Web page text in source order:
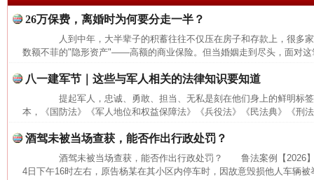
26万保费，离婚时为何要分走一半？
人到中年，大半辈子的积蓄往往不仅压在房子和存款上，很多
数额不菲的"隐形资产"——高额的商业保险。但当婚姻走到尽头，面对这
八一建军节｜这些与军人相关的法律知识要知道
提起军人，忠诚、勇敢、担当、无私是刻在他们身上的鲜明标
本，《国防法》《军人地位和权益保障法》《兵役法》《民法典》《刑
酒驾未被当场查获，能否作出行政处罚？
酒驾未被当场查获，能否作出行政处罚？ 鲁法案例【
4日下午16时左右，原告杨某在其小区内停车时，因故意毁损他人车辆